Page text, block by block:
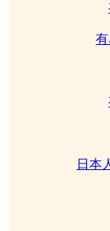
日本